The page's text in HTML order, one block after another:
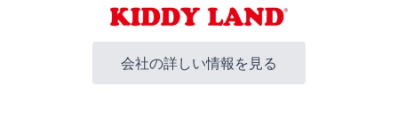
会社の詳しい情報を見る